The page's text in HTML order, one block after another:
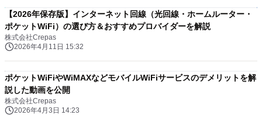
【2026年保存版】インターネット回線（光回線・ホームルーター・
ポケットWiFi）の選び方＆おすすめプロバイダーを解説
株式会社Crepas
2026年4月11日 15:32
ポケットWiFiやWiMAXなどモバイルWiFiサービスのデメリットを解
説した動画を公開
株式会社Crepas
2026年4月3日 14:23